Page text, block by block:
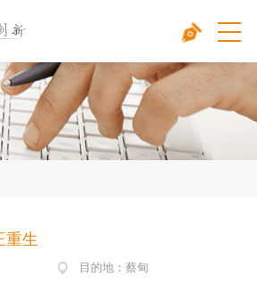
重生
目的地：蔡甸